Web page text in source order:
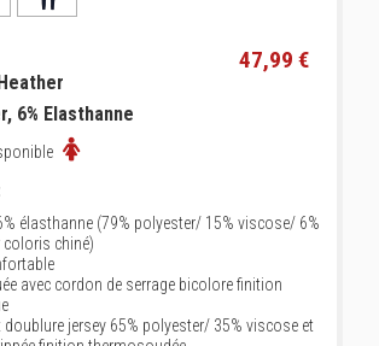
47,99 €
6% Elasthanne
élasthanne (79% polyester/ 15% viscose/ 6%
chiné)
avec cordon de serrage bicolore finition
jersey 65% polyester/ 35% viscose et